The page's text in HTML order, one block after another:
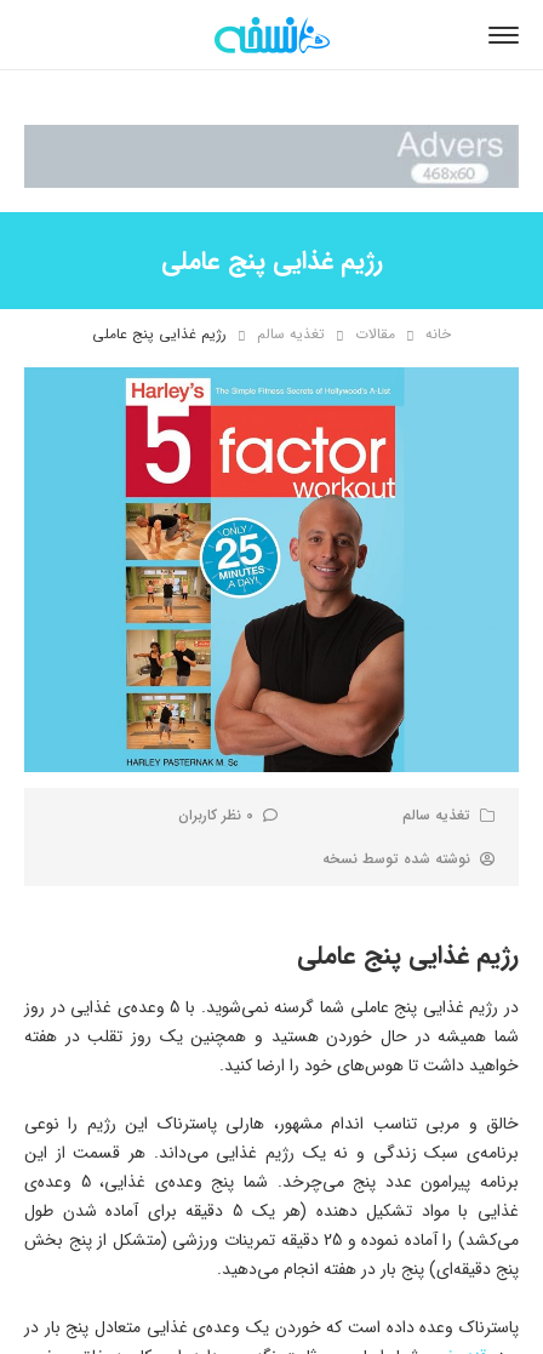
رژیم غذایی پنج عاملی
خانه مقالات تغذیه سالم رژیم غذایی پنج عاملی
تغذیه سالم
0 نظر کاربران
نوشته شده توسط نسخه
رژیم غذایی پنج عاملی
در رژیم غذایی پنج عاملی شما گرسنه نمی‌شوید. با 5 وعده‌ی غذایی در روز
شما همیشه در حال خوردن هستید و همچنین یک روز تقلب در هفته
خواهید داشت تا هوس‌های خود را ارضا کنید.
خالق و مربی تناسب‌ اندام مشهور، هارلی پاسترناک این رژیم را نوعی
برنامه‌ی سبک زندگی و نه یک رژیم غذایی می‌داند. هر قسمت از این
برنامه پیرامون عدد پنج می‌چرخد. شما پنج وعده‌ی غذایی، 5 وعده‌ی
غذایی با مواد تشکیل‌ دهنده (هر یک 5 دقیقه برای آماده شدن طول
می‌کشد) را آماده نموده و 25 دقیقه تمرینات ورزشی (متشکل از پنج بخش
پنج دقیقه‌ای) پنج بار در هفته انجام می‌دهید.
پاسترناک وعده داده است که خوردن یک وعده‌ی غذایی متعادل پنج بار در